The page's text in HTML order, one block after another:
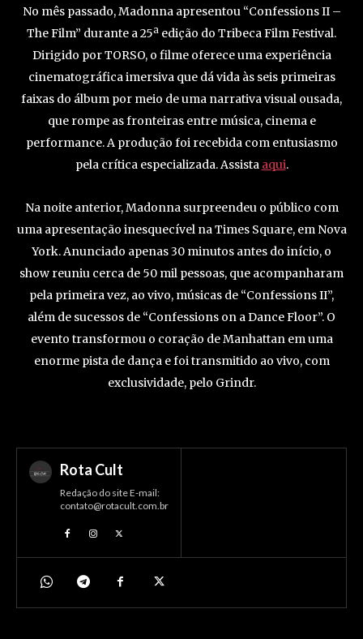
No mês passado, Madonna apresentou “Confessions II –
The Film” durante a 25ª edição do Tribeca Film Festival.
Dirigido por TORSO, o filme oferece uma experiência
cinematográfica imersiva que dá vida às seis primeiras
faixas do álbum por meio de uma narrativa visual ousada,
que rompe as fronteiras entre música, cinema e
performance. A produção foi recebida com entusiasmo
pela crítica especializada. Assista aqui.
Na noite anterior, Madonna surpreendeu o público com
uma apresentação inesquecível na Times Square, em Nova
York. Anunciado apenas 30 minutos antes do início, o
show reuniu cerca de 50 mil pessoas, que acompanharam
pela primeira vez, ao vivo, músicas de “Confessions II”,
além de sucessos de “Confessions on a Dance Floor”. O
evento transformou o coração de Manhattan em uma
enorme pista de dança e foi transmitido ao vivo, com
exclusividade, pelo Grindr.
Rota Cult
Redação do site E-mail:
contato@rotacult.com.br